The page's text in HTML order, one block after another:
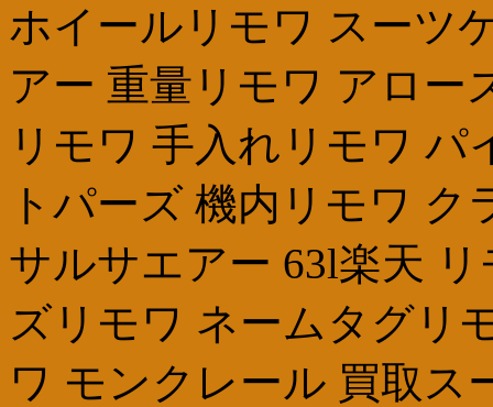
ホイールリモワ スーツ
アー 重量リモワ アロー
リモワ 手入れリモワ
トパーズ 機内リモワ
サルサエアー 63l楽天 リ
ズリモワ ネームタグリ
ワ モンクレール 買取ス